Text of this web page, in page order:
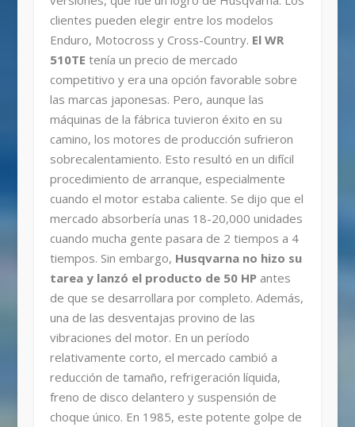
clientes pueden elegir entre los modelos
Enduro, Motocross y Cross-Country. El WR
510TE tenía un precio de mercado
competitivo y era una opción favorable sobre
las marcas japonesas. Pero, aunque las
máquinas de la fábrica tuvieron éxito en su
camino, los motores de producción sufrieron
sobrecalentamiento. Esto resultó en un difícil
procedimiento de arranque, especialmente
cuando el motor estaba caliente. Se dijo que el
mercado absorbería unas 18-20,000 unidades
cuando mucha gente pasara de 2 tiempos a 4
tiempos. Sin embargo, Husqvarna no hizo su
tarea y lanzó el producto de 50 HPantes
de que se desarrollara por completo. Además,
una de las desventajas provino de las
vibraciones del motor. En un período
relativamente corto, el mercado cambió a
reducción de tamaño, refrigeración líquida,
freno de disco delantero y suspensión de
choque único. En 1985, este potente golpe de